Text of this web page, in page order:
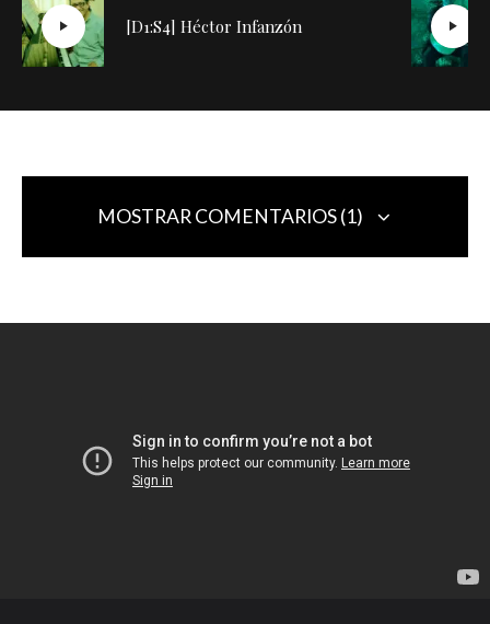
[D1:S4] Héctor Infanzón
MOSTRAR COMENTARIOS (1)
José Luis Castillo, Iván Manzanilla y Roberto Morales. Hoy
mismo en Guanajuato, tendrá lugar la presentación de un
libro de Roberto Morales, sobre el Festival Callejón del
Ruido y mañana un concierto con Mari Kimura.